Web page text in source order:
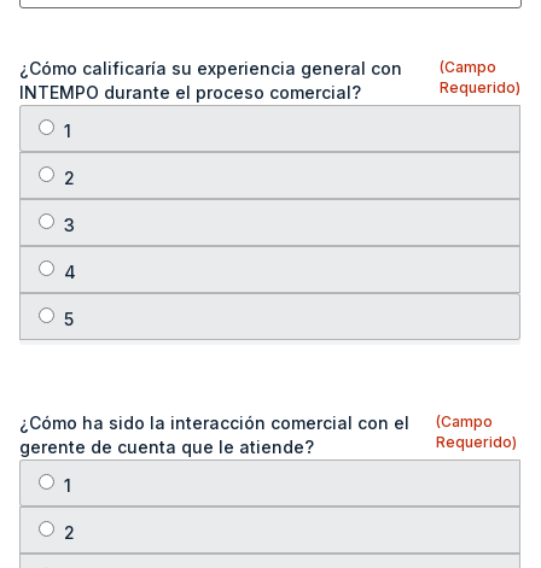
¿Cómo calificaría su experiencia general con
INTEMPO durante el proceso comercial?
(Campo
Requerido)
¿Cómo ha sido la interacción comercial con el
gerente de cuenta que le atiende?
(Campo
Requerido)